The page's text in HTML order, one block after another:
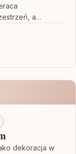
a
dekoracja w